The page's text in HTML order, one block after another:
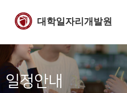
대학일자리개발원
일정안내